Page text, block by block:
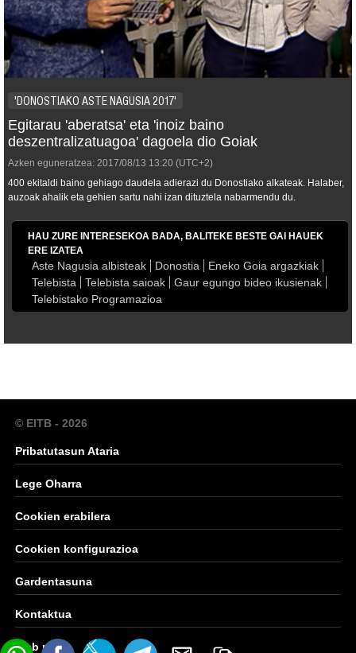
'DONOSTIAKO ASTE NAGUSIA 2017'
Egitarau 'aberatsa' eta 'inoiz baino
deszentralizatuagoa' dagoela dio Goiak
Azken eguneratzea: 2017/08/13 13:20 (UTC+2)
400 ekitaldi baino gehiago daudela adierazi du Donostiako alkateak. Halaber,
auzoak ahalik eta gehien sartu nahi izan dituztela nabarmendu du.
HAU ZURE INTERESEKOA BADA, BALITEKE BESTE GAI HAUEK
ERE IZATEA
Aste Nagusia albisteak Donostia
Eneko Goia argazkiak
Telebista
Telebista saioak
Gaur egungo bideo ikusienak
Telebistako Programazioa
© EITB - 2026
Pribatutasun Ataria
Lege Oharra
Cookien erabilera
Cookien konfigurazioa
Gardentasuna
Kontaktua
Web mapa